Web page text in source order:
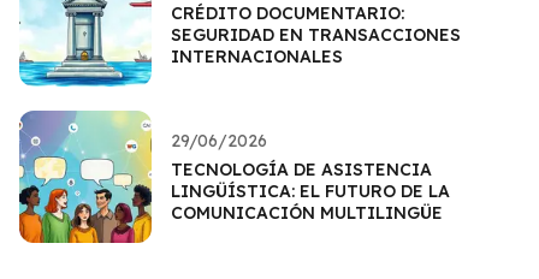
CRÉDITO DOCUMENTARIO:
SEGURIDAD EN TRANSACCIONES
INTERNACIONALES
29/06/2026
TECNOLOGÍA DE ASISTENCIA
LINGÜÍSTICA: EL FUTURO DE LA
COMUNICACIÓN MULTILINGÜE